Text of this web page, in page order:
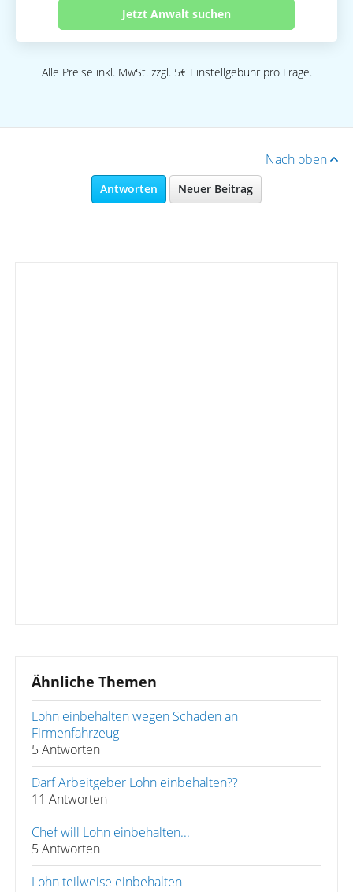
Jetzt Anwalt suchen
Alle Preise inkl. MwSt. zzgl. 5€ Einstellgebühr pro Frage.
Nach oben
Antworten Neuer Beitrag
Ähnliche Themen
Lohn einbehalten wegen Schaden an
Firmenfahrzeug
5 Antworten
Darf Arbeitgeber Lohn einbehalten??
11 Antworten
Chef will Lohn einbehalten...
5 Antworten
Lohn teilweise einbehalten